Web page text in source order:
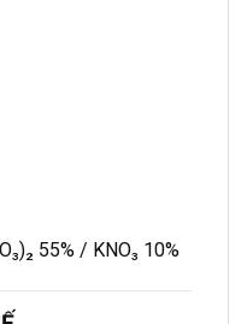
55% / KNO₃ 10%